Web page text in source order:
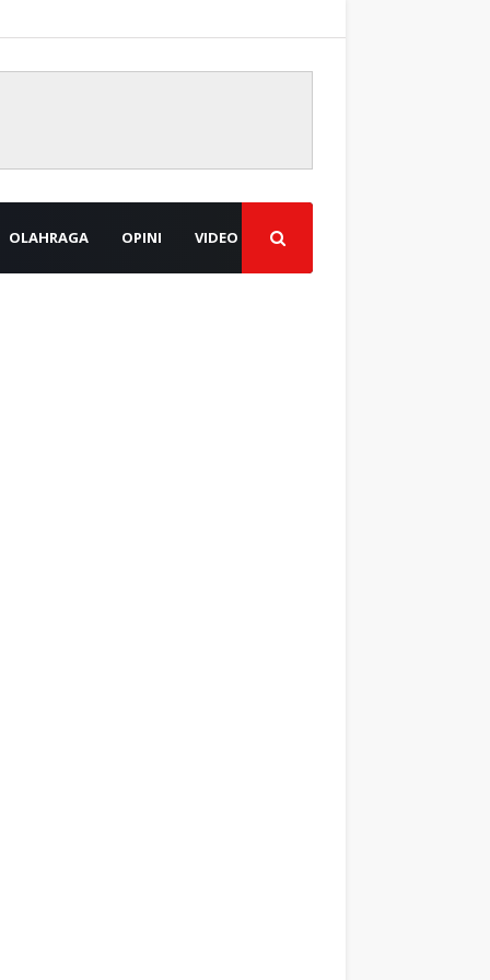
OLAHRAGA OPINI VIDEO